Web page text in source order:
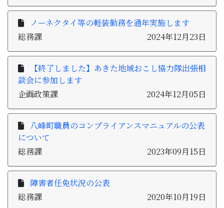
ノーネクタイ等の軽装勤務を通年実施します
総務課
2024年12月23日
【終了しました】あきた地域おこし協力隊出張相
談会に参加します
企画政策課
2024年12月05日
八峰町職員のコンプライアンスマニュアルの公表
について
総務課
2023年09月15日
障害者任免状況の公表
総務課
2020年10月19日